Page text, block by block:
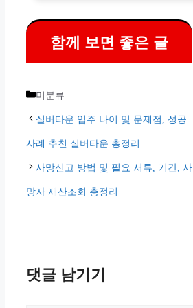
함께 보면 좋은 글
카
테
고
리
미분류
실버타운 입주 나이 및 문제점, 성공
사례 추천 실버타운 총정리
사망신고 방법 및 필요 서류, 기간, 사
망자 재산조회 총정리
댓글 남기기